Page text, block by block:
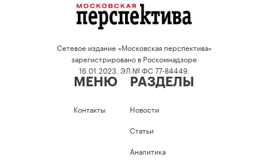
Сетевое издание «Московская перспектива»
зарегистрировано в Роскомнадзоре
16.01.2023, ЭЛ № ФС 77-84449.
МЕНЮ
Контакты
РАЗДЕЛЫ
Новости
Статьи
Аналитика